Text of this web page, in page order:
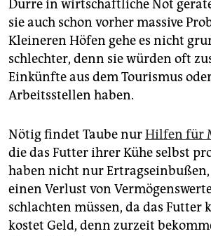
Dürre in wirtschaftliche Not
sie auch schon vorher massive
Kleineren Höfen gehe es nicht
schlechter, denn sie würden oft
Einkünfte aus dem Tourismus
Arbeitsstellen haben.
Nötig findet Taube nurHilfen für
die das Futter ihrer Kühe selbst
haben nicht nur
einen Verlust von
schlachten müssen, da das Futter
kostet Geld, denn zurzeit